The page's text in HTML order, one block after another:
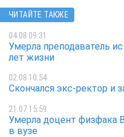
ЧИТАЙТЕ ТАКЖЕ
04.08 09:31
Умерла преподаватель
лет жизни
02.08 10:54
Скончался экс-ректор и
21.07 15:59
Умерла доцент физфака
в вузе